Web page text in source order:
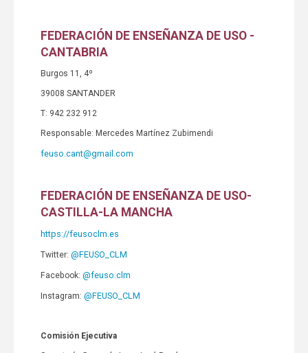
FEDERACIÓN DE ENSEÑANZA DE USO -
CANTABRIA
Burgos 11, 4º
39008 SANTANDER
T: 942 232 912
Responsable: Mercedes Martínez Zubimendi
feuso.cant@gmail.com
FEDERACIÓN DE ENSEÑANZA DE USO-
CASTILLA-LA MANCHA
https://feusoclm.es
Twitter: @FEUSO_CLM
Facebook: @feuso.clm
Instagram: @FEUSO_CLM
Comisión Ejecutiva